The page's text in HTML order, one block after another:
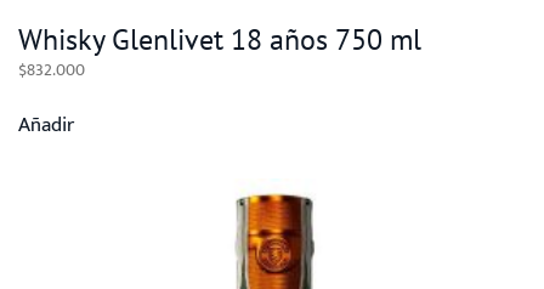
Whisky Glenlivet 18 años 750 ml
$832.000
Añadir